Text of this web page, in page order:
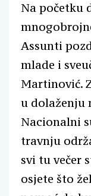
Na početku
Assunti
mlade i
Martinović.
u dolaženju
Nacionalni
travnju
svi tu večer
osjete što